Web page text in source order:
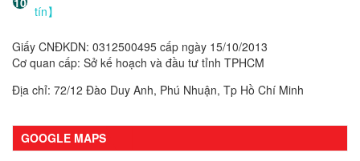
tín】
Giấy CNĐKDN: 0312500495 cấp ngày 15/10/2013
Cơ quan cấp: Sở kế hoạch và đầu tư tỉnh TPHCM
Địa chỉ: 72/12 Đào Duy Anh, Phú Nhuận, Tp Hồ Chí Minh
GOOGLE MAPS